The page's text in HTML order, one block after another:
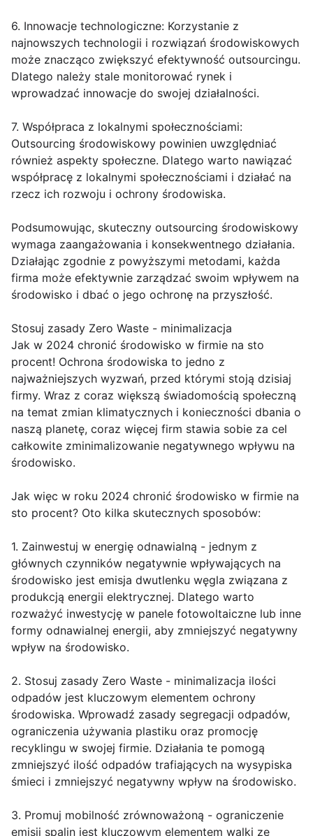
6. Innowacje technologiczne: Korzystanie z
najnowszych technologii i rozwiązań środowiskowych
może znacząco zwiększyć efektywność outsourcingu.
Dlatego należy stale monitorować rynek i
wprowadzać innowacje do swojej działalności.
7. Współpraca z lokalnymi społecznościami:
Outsourcing środowiskowy powinien uwzględniać
również aspekty społeczne. Dlatego warto nawiązać
współpracę z lokalnymi społecznościami i działać na
rzecz ich rozwoju i ochrony środowiska.
Podsumowując, skuteczny outsourcing środowiskowy
wymaga zaangażowania i konsekwentnego działania.
Działając zgodnie z powyższymi metodami, każda
firma może efektywnie zarządzać swoim wpływem na
środowisko i dbać o jego ochronę na przyszłość.
Stosuj zasady Zero Waste - minimalizacja
Jak w 2024 chronić środowisko w firmie na sto
procent! Ochrona środowiska to jedno z
najważniejszych wyzwań, przed którymi stoją dzisiaj
firmy. Wraz z coraz większą świadomością społeczną
na temat zmian klimatycznych i konieczności dbania o
naszą planetę, coraz więcej firm stawia sobie za cel
całkowite zminimalizowanie negatywnego wpływu na
środowisko.
Jak więc w roku 2024 chronić środowisko w firmie na
sto procent? Oto kilka skutecznych sposobów:
1. Zainwestuj w energię odnawialną - jednym z
głównych czynników negatywnie wpływających na
środowisko jest emisja dwutlenku węgla związana z
produkcją energii elektrycznej. Dlatego warto
rozważyć inwestycję w panele fotowoltaiczne lub inne
formy odnawialnej energii, aby zmniejszyć negatywny
wpływ na środowisko.
2. Stosuj zasady Zero Waste - minimalizacja ilości
odpadów jest kluczowym elementem ochrony
środowiska. Wprowadź zasady segregacji odpadów,
ograniczenia używania plastiku oraz promocję
recyklingu w swojej firmie. Działania te pomogą
zmniejszyć ilość odpadów trafiających na wysypiska
śmieci i zmniejszyć negatywny wpływ na środowisko.
3. Promuj mobilność zrównoważoną - ograniczenie
emisji spalin jest kluczowym elementem walki ze